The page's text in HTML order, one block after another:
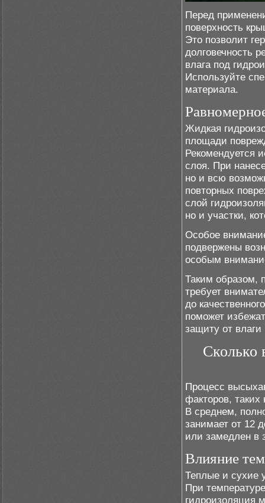
Перед
поверхность
Это позволит
долговечность
влага под
Используйте
материала.
Жидкая
площади
Рекомендуется
слоя. При
но и всю
повторных
слой
но и участки,
Особое
подвержены
особым
Таким образом,
требует
до
поможет
защиту от
Сколько
Процесс
факторов,
В среднем,
занимает от 12
или замедлен в
Влияние
Теплые и сухие
При
гидроизоляция